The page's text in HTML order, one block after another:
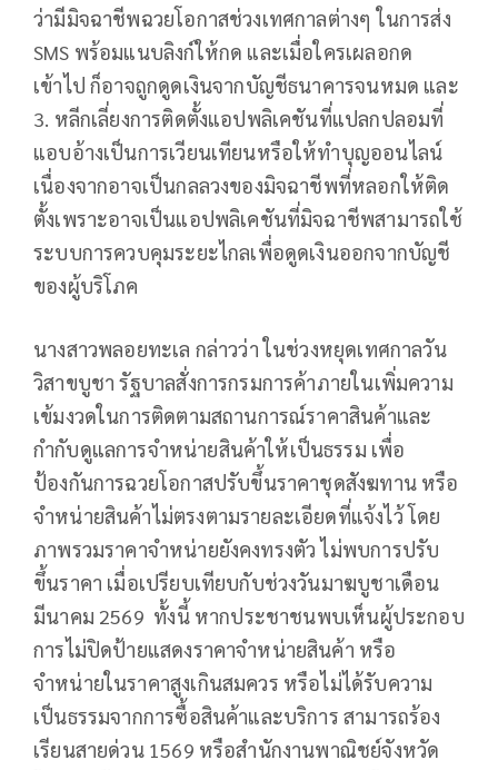
ว่ามีมิจฉาชีพฉวยโอกาสช่วงเทศกาลต่างๆ ในการส่ง
SMS พร้อมแนบลิงก์ให้กด และเมื่อใครเผลอกด
เข้าไป ก็อาจถูกดูดเงินจากบัญชีธนาคารจนหมด และ
3. หลีกเลี่ยงการติดตั้งแอปพลิเคชันที่แปลกปลอมที่
แอบอ้างเป็นการเวียนเทียนหรือให้ทำบุญออนไลน์
เนื่องจากอาจเป็นกลลวงของมิจฉาชีพที่หลอกให้ติด
ตั้งเพราะอาจเป็นแอปพลิเคชันที่มิจฉาชีพสามารถใช้
ระบบการควบคุมระยะไกลเพื่อดูดเงินออกจากบัญชี
ของผู้บริโภค
นางสาวพลอยทะเล กล่าวว่า ในช่วงหยุดเทศกาลวัน
วิสาขบูชา รัฐบาลสั่งการกรมการค้าภายในเพิ่มความ
เข้มงวดในการติดตามสถานการณ์ราคาสินค้าและ
กำกับดูแลการจำหน่ายสินค้าให้เป็นธรรม เพื่อ
ป้องกันการฉวยโอกาสปรับขึ้นราคาชุดสังฆทาน หรือ
จำหน่ายสินค้าไม่ตรงตามรายละเอียดที่แจ้งไว้ โดย
ภาพรวมราคาจำหน่ายยังคงทรงตัว ไม่พบการปรับ
ขึ้นราคา เมื่อเปรียบเทียบกับช่วงวันมาฆบูชาเดือน
มีนาคม 2569 ทั้งนี้ หากประชาชนพบเห็นผู้ประกอบ
การไม่ปิดป้ายแสดงราคาจำหน่ายสินค้า หรือ
จำหน่ายในราคาสูงเกินสมควร หรือไม่ได้รับความ
เป็นธรรมจากการซื้อสินค้าและบริการ สามารถร้อง
เรียนสายด่วน 1569 หรือสำนักงานพาณิชย์จังหวัด